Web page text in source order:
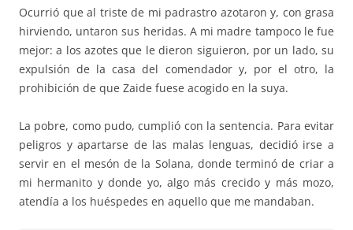
Ocurrió que al triste de mi padrastro azotaron y, con grasa
hirviendo, untaron sus heridas. A mi madre tampoco le fue
mejor: a los azotes que le dieron siguieron, por un lado, su
expulsión de la casa del comendador y, por el otro, la
prohibición de que Zaide fuese acogido en la suya.
La pobre, como pudo, cumplió con la sentencia. Para evitar
peligros y apartarse de las malas lenguas, decidió irse a
servir en el mesón de la Solana, donde terminó de criar a
mi hermanito y donde yo, algo más crecido y más mozo,
atendía a los huéspedes en aquello que me mandaban.